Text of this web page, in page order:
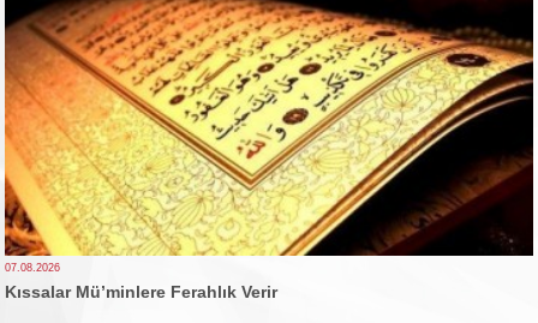
07.08.2026
Kıssalar Mü’minlere Ferahlık Verir